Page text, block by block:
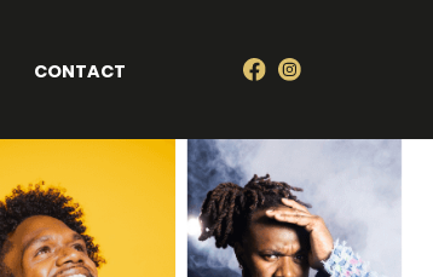
CONTACT